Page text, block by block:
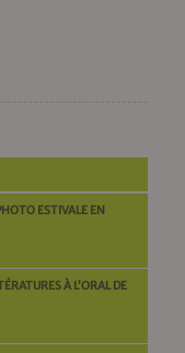
ESTIVALE EN
À L’ORAL DE